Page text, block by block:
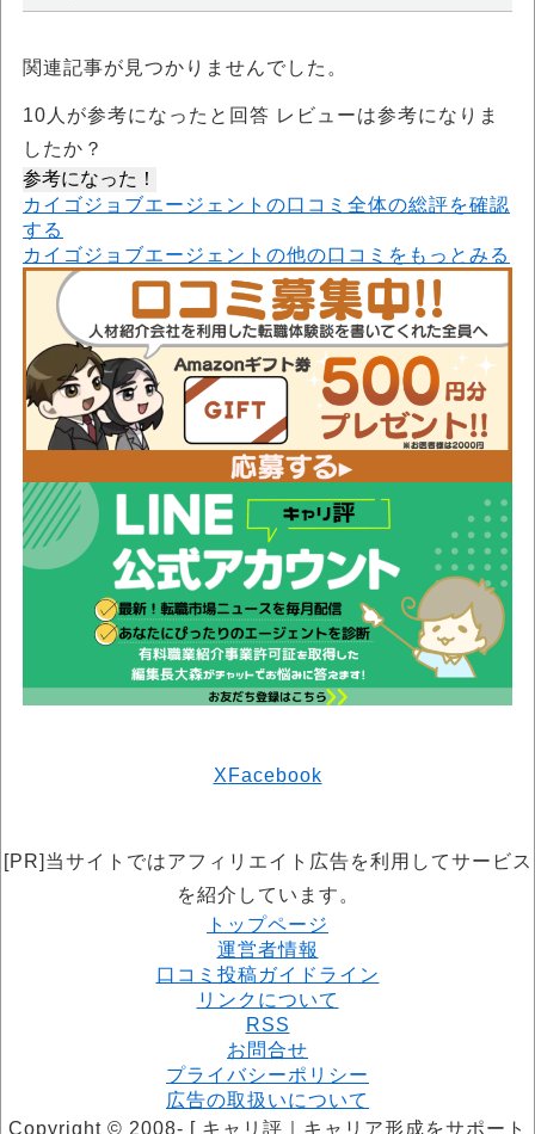
関連記事が見つかりませんでした。
10 人が参考になったと回答 レビューは参考になりま
したか？
参考になった！
カイゴジョブエージェントの口コミ全体の総評を確認
する
カイゴジョブエージェントの他の口コミをもっとみる
X Facebook
[PR]当サイトではアフィリエイト広告を利用してサービス
を紹介しています。
トップページ
運営者情報
口コミ投稿ガイドライン
リンクについて
RSS
お問合せ
プライバシーポリシー
広告の取扱いについて
Copyright © 2008- [ キャリ評｜キャリア形成をサポート